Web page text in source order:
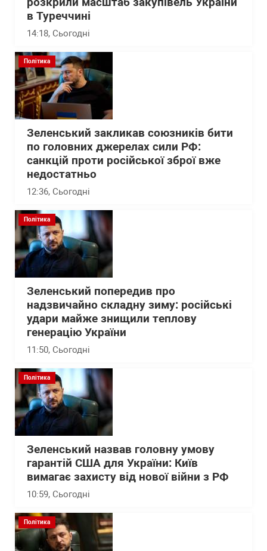
в Туреччині
14:18, Сьогодні
Політика
Зеленський закликав союзників бити
по головних джерелах сили РФ:
санкцій проти російської зброї вже
недостатньо
12:36, Сьогодні
Політика
Зеленський попередив про
надзвичайно складну зиму: російські
удари майже знищили теплову
генерацію України
11:50, Сьогодні
Політика
Зеленський назвав головну умову
гарантій США для України: Київ
вимагає захисту від нової війни з РФ
10:59, Сьогодні
Політика